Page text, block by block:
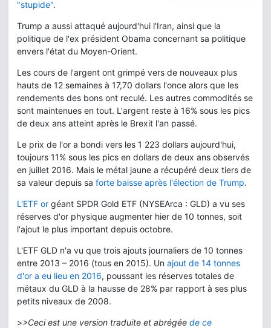
"stupide".
Trump a aussi attaqué aujourd'hui l'Iran, ainsi que la
politique de l'ex président Obama concernant sa politique
envers l'état du Moyen-Orient.
Les cours de l'argent ont grimpé vers de nouveaux plus
hauts de 12 semaines à 17,70 dollars l'once alors que les
rendements des bons ont reculé. Les autres commodités se
sont maintenues en tout. L'argent reste à 16% sous les pics
de deux ans atteint après le Brexit l'an passé.
Le prix de l'or a bondi vers les 1 223 dollars aujourd'hui,
toujours 11% sous les pics en dollars de deux ans observés
en juillet 2016. Mais le métal jaune a récupéré deux tiers de
sa valeur depuis sa forte baisse après l'élection de Trump.
L'ETF or géant SPDR Gold ETF (NYSEArca : GLD) a vu ses
réserves d'or physique augmenter hier de 10 tonnes, soit
l'ajout le plus important depuis octobre.
L'ETF GLD n'a vu que trois ajouts journaliers de 10 tonnes
entre 2013 – 2016 (tous en 2015). Un ajout de 14 tonnes
d'or a eu lieu en 2016, poussant les réserves totales de
métaux du GLD à la hausse de 28% par rapport à ses plus
petits niveaux de 2008.
>>Ceci est une version traduite et abrégée de ce